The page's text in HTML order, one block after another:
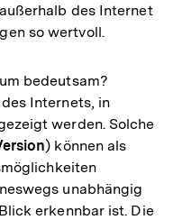
des Internet
so wertvoll.
bedeutsam?
Internets, in
werden. Solche
) können als
unabhängig
erkennbar ist. Die